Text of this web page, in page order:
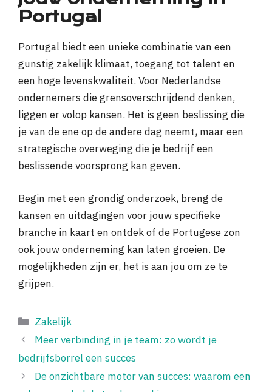
Portugal
Portugal biedt een unieke combinatie van een
gunstig zakelijk klimaat, toegang tot talent en
een hoge levenskwaliteit. Voor Nederlandse
ondernemers die grensoverschrijdend denken,
liggen er volop kansen. Het is geen beslissing die
je van de ene op de andere dag neemt, maar een
strategische overweging die je bedrijf een
beslissende voorsprong kan geven.
Begin met een grondig onderzoek, breng de
kansen en uitdagingen voor jouw specifieke
branche in kaart en ontdek of de Portugese zon
ook jouw onderneming kan laten groeien. De
mogelijkheden zijn er, het is aan jou om ze te
grijpen.
Categorieën
Zakelijk
Meer verbinding in je team: zo wordt je
bedrijfsborrel een succes
De onzichtbare motor van succes: waarom een